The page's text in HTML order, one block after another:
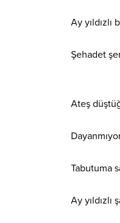
Ay yıldızlı
Şehadet
Ateş
Tabutuma
Ay yıldızlı